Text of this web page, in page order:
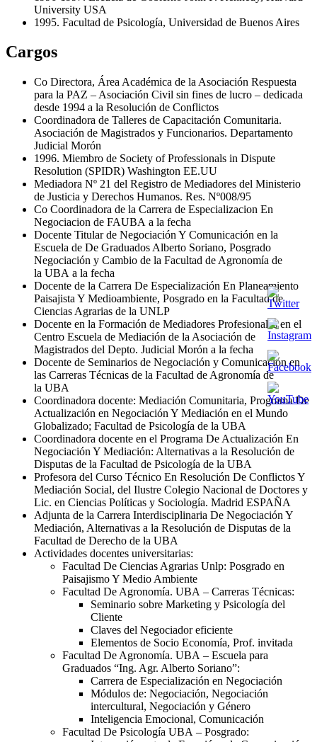
University USA
1995. Facultad de Psicología, Universidad de Buenos Aires
Cargos
Co Directora, Área Académica de la Asociación Respuesta
para la PAZ – Asociación Civil sin fines de lucro – dedicada
desde 1994 a la Resolución de Conflictos
Coordinadora de Talleres de Capacitación Comunitaria.
Asociación de Magistrados y Funcionarios. Departamento
Judicial Morón
1996. Miembro de Society of Professionals in Dispute
Resolution (SPIDR) Washington EE.UU
Mediadora Nº 21 del Registro de Mediadores del Ministerio
de Justicia y Derechos Humanos. Res. Nº008/95
Co Coordinadora de la Carrera de Especializacion En
Negociacion de FAUBA a la fecha
Docente Titular de Negociación Y Comunicación en la
Escuela de De Graduados Alberto Soriano, Posgrado
Negociación y Cambio de la Facultad de Agronomía de
la UBA a la fecha
Docente de la Carrera De Especialización En Planeamiento
Paisajista Y Medioambiente, Posgrado en la Facultad de
Ciencias Agrarias de la UNLP
Docente en la Formación de Mediadores Profesionales en el
Centro Escuela de Mediación de la Asociación de
Magistrados del Depto. Judicial Morón a la fecha
Docente de Seminarios de Negociación y Comunicación en
las Carreras Técnicas de la Facultad de Agronomía de
la UBA
Coordinadora docente: Mediación Comunitaria, Programa De
Actualización en Negociación Y Mediación en el Mundo
Globalizado; Facultad de Psicología de la UBA
Coordinadora docente en el Programa De Actualización En
Negociación Y Mediación: Alternativas a la Resolución de
Disputas de la Facultad de Psicología de la UBA
Profesora del Curso Técnico En Resolución De Conflictos Y
Mediación Social, del Ilustre Colegio Nacional de Doctores y
Lic. en Ciencias Políticas y Sociología. Madrid ESPAÑA
Adjunta de la Carrera Interdisciplinaria De Negociación Y
Mediación, Alternativas a la Resolución de Disputas de la
Facultad de Derecho de la UBA
Actividades docentes universitarias:
Facultad De Ciencias Agrarias Unlp: Posgrado en
Paisajismo Y Medio Ambiente
Facultad De Agronomía. UBA – Carreras Técnicas:
Seminario sobre Marketing y Psicología del
Cliente
Claves del Negociador eficiente
Elementos de Socio Economía, Prof. invitada
Facultad De Agronomía. UBA – Escuela para
Graduados “Ing. Agr. Alberto Soriano”:
Carrera de Especialización en Negociación
Módulos de: Negociación, Negociación
intercultural, Negociación y Género
Inteligencia Emocional, Comunicación
Facultad De Psicología UBA – Posgrado: